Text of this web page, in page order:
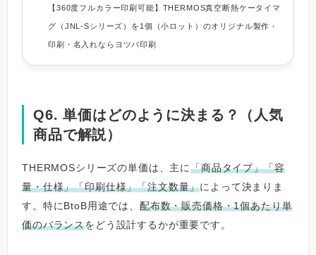
【360度フルカラー印刷可能】THERMOS真空断熱ケータイマ
グ（JNL-Sシリーズ）を1個（小ロット）のオリジナル製作・
印刷・名入れならヨツバ印刷
Q6. 単価はどのように決まる？（人気
商品で解説）
THERMOSシリーズの単価は、主に「商品タイプ」「容
量・仕様」「印刷仕様」「注文数量」によって決まりま
す。特にBtoB用途では、 配布数・販売価格・1個あたり単
価のバランスをどう設計するかが重要です。